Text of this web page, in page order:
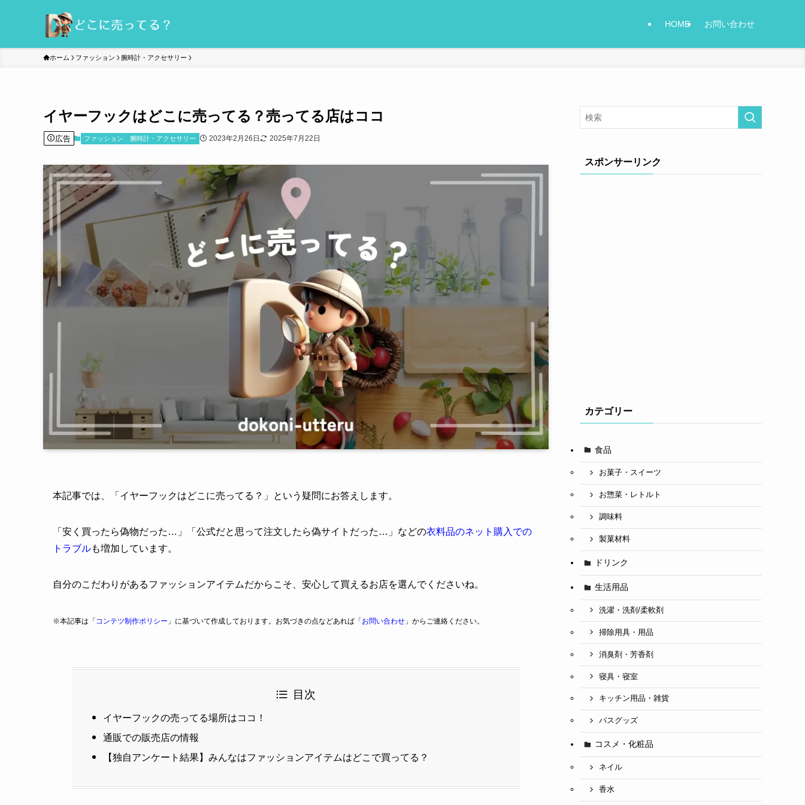
HOME お問い合わせ
ホーム ファッション 腕時計・アクセサリー
イヤーフックはどこに売ってる？売ってる店はココ
広告 ファッション 腕時計・アクセサリー 2023年2月26日 2025年7月22日
本記事では、「イヤーフックはどこに売ってる？」という疑問にお答えします。
「安く買ったら偽物だった…」「公式だと思って注文したら偽サイトだった…」などの衣料品のネット購入での
トラブルも増加しています。
自分のこだわりがあるファッションアイテムだからこそ、安心して買えるお店を選んでくださいね。
※本記事は「 コンテツ制作ポリシー 」に基づいて作成しております。お気づきの点などあれば「 お問い合わせ 」からご連絡ください。
目次
イヤーフックの売ってる場所はココ！
通販での販売店の情報
【独自アンケート結果】みんなはファッションアイテムはどこで買ってる？
スポンサーリンク
カテゴリー
食品
お菓子・スイーツ
お惣菜・レトルト
調味料
製菓材料
ドリンク
生活用品
洗濯・洗剤/柔軟剤
掃除用具・用品
消臭剤・芳香剤
寝具・寝室
キッチン用品・雑貨
バスグッズ
コスメ・化粧品
ネイル
香水